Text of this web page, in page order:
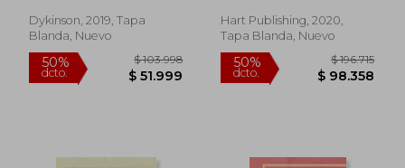
Dykinson, 2019, Tapa
Blanda, Nuevo
Hart Publishing, 2020,
Tapa Blanda, Nuevo